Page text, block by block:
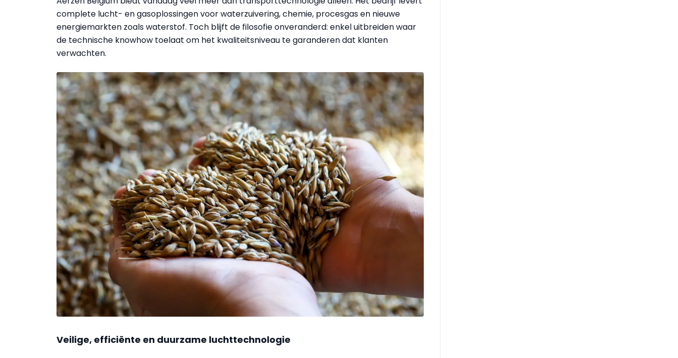
complete lucht- en gasoplossingen voor waterzuivering, chemie, procesgas en nieuwe
energiemarkten zoals waterstof. Toch blijft de filosofie onveranderd: enkel uitbreiden waar
de technische knowhow toelaat om het kwaliteitsniveau te garanderen dat klanten
verwachten.
Veilige, efficiënte en duurzame luchttechnologie